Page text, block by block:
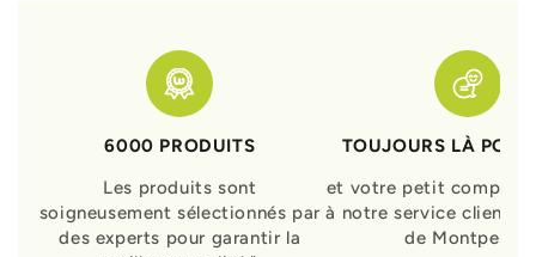
6000 PRODUITS
Les produits sont
soigneusement sélectionnés par
des experts pour garantir la
TOUJOURS LÀ
et votre petit
à notre service clients
de Montpellier